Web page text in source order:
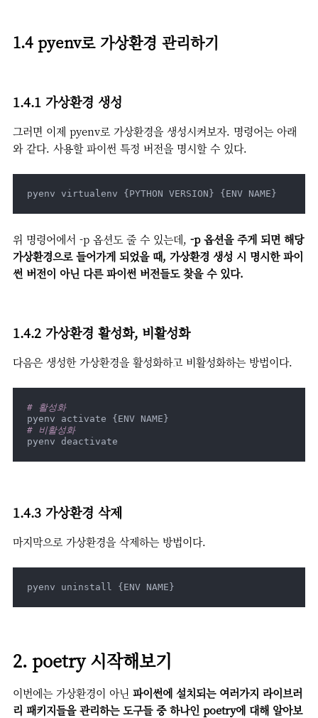
1.4 pyenv로 가상환경 관리하기
1.4.1 가상환경 생성
그러면 이제 pyenv로 가상환경을 생성시켜보자. 명령어는 아래
와 같다. 사용할 파이썬 특정 버전을 명시할 수 있다.
pyenv virtualenv {PYTHON VERSION} {ENV NAME}
위 명령어에서 -p 옵션도 줄 수 있는데, -p 옵션을 주게 되면 해당
가상환경으로 들어가게 되었을 때, 가상환경 생성 시 명시한 파이
썬 버전이 아닌 다른 파이썬 버전들도 찾을 수 있다.
1.4.2 가상환경 활성화, 비활성화
다음은 생성한 가상환경을 활성화하고 비활성화하는 방법이다.
# 활성화
# 비활성화
pyenv deactivate
1.4.3 가상환경 삭제
마지막으로 가상환경을 삭제하는 방법이다.
pyenv uninstall {ENV NAME}
2. poetry 시작해보기
이번에는 가상환경이 아닌 파이썬에 설치되는 여러가지 라이브러
리 패키지들을 관리하는 도구들 중 하나인 poetry에 대해 알아보